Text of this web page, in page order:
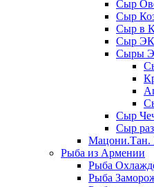
Сыр
Сыр
Сыр в
Сыр
Сыры
Сыр
Сыр
Мацони.Тан.
Рыба из Армении
Рыба
Рыба